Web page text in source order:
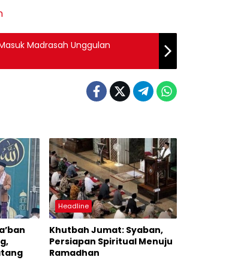
Madrasah Unggulan
Headline
Khutbah Jumat: Syaban,
Persiapan Spiritual Menuju
Ramadhan